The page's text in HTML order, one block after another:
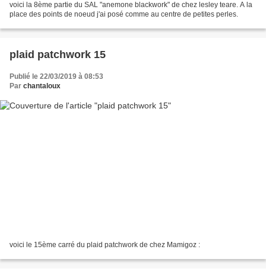
voici la 8ème partie du SAL "anemone blackwork" de chez lesley teare. A la
place des points de noeud j'ai posé comme au centre de petites perles.
plaid patchwork 15
Publié le 22/03/2019 à 08:53
Par chantaloux
voici le 15ème carré du plaid patchwork de chez Mamigoz :